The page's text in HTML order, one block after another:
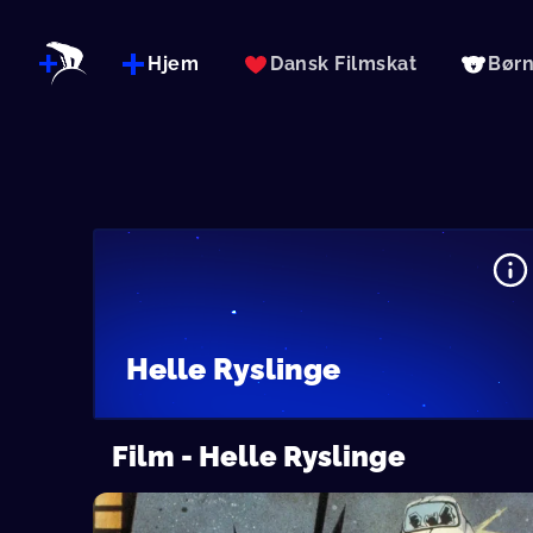
Hjem Dansk Filmskat Børn
Helle Ryslinge
Film - Helle Ryslinge